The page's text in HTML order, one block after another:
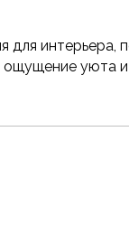
ощущение уюта и